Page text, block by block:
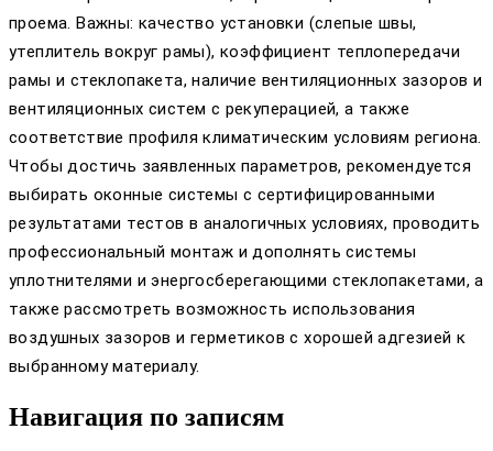
проема. Важны: качество установки (слепые швы,
утеплитель вокруг рамы), коэффициент теплопередачи
рамы и стеклопакета, наличие вентиляционных зазоров и
вентиляционных систем с рекуперацией, а также
соответствие профиля климатическим условиям региона.
Чтобы достичь заявленных параметров, рекомендуется
выбирать оконные системы с сертифицированными
результатами тестов в аналогичных условиях, проводить
профессиональный монтаж и дополнять системы
уплотнителями и энергосберегающими стеклопакетами, а
также рассмотреть возможность использования
воздушных зазоров и герметиков с хорошей адгезией к
выбранному материалу.
Навигация по записям